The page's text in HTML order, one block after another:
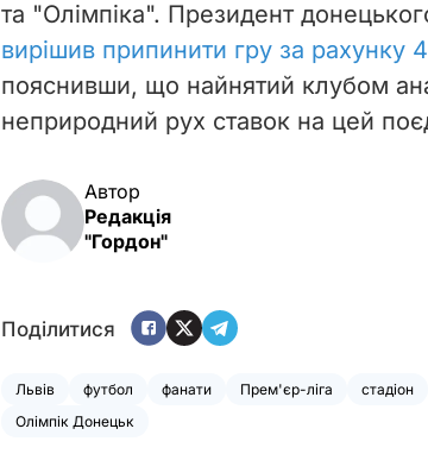
та "Олімпіка". Президент
вирішив припинити гру за рахунку
пояснивши, що найнятий клубом
неприродний рух ставок на цей
Автор
Редакція
"Гордон"
Поділитися
Львів футбол фанати Прем'єр-ліга стадіон
Олімпік Донецьк